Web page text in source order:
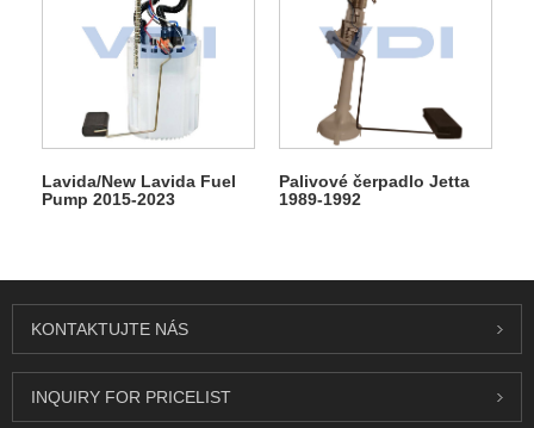
Lavida/New Lavida Fuel
Pump 2015-2023
Palivové čerpadlo Jetta
1989-1992
KONTAKTUJTE NÁS
INQUIRY FOR PRICELIST